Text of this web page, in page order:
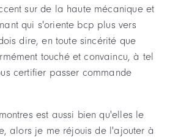
sur de la haute mécanique et
qui s'oriente bcp plus vers
dire, en toute sincérité que
touché et convaincu, à tel
certifier passer commande
est aussi bien qu'elles le
alors je me réjouis de l'ajouter à